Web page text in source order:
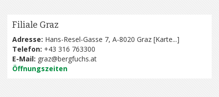
Filiale Graz
Adresse: Hans-Resel-Gasse 7, A-8020 Graz [Karte...]
Telefon: +43 316 763300
E-Mail: graz@bergfuchs.at
Öffnungszeiten